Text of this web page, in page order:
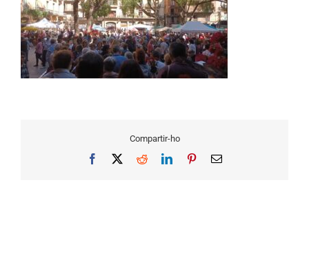
Compartir-ho
Facebook RedditLinkedInPinterestEmail